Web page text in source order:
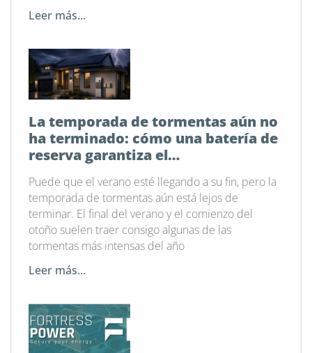
Leer más...
La temporada de tormentas aún no
ha terminado: cómo una batería de
reserva garantiza el
Puede que el verano esté llegando a su fin, pero la
temporada de tormentas aún está lejos de
terminar. El final del verano y el comienzo del
otoño suelen traer consigo algunas de las
tormentas más intensas del año
Leer más...